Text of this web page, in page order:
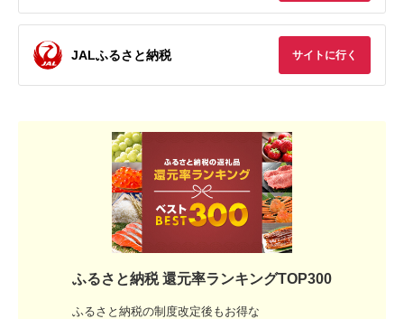
JALふるさと納税 サイトに行く
ふるさと納税 還元率ランキングTOP300
ふるさと納税の制度改定後もお得な